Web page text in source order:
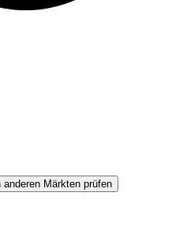
anderen Märkten prüfen